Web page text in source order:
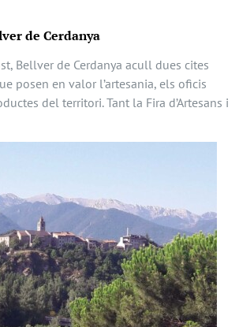
de Cerdanya
Bellver de Cerdanya acull dues cites
posen en valor l’artesania, els oficis
del territori. Tant la Fira d’Artesans i